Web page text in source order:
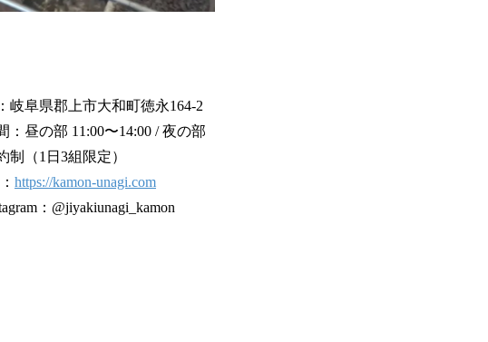
岐阜県郡上市大和町徳永164-2
：昼の部 11:00〜14:00 / 夜の部
制（1日3組限定）
https://kamon-unagi.com
：@jiyakiunagi_kamon